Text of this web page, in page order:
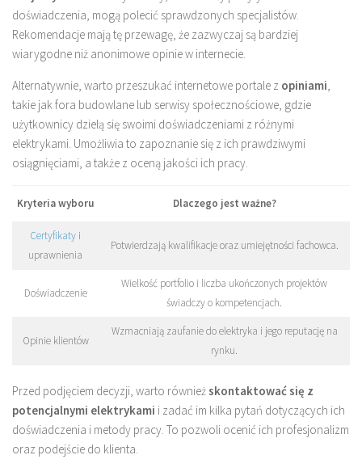
doświadczenia, mogą polecić sprawdzonych specjalistów.
Rekomendacje mają tę przewagę, że zazwyczaj są bardziej
wiarygodne niż anonimowe opinie w internecie.
Alternatywnie, warto przeszukać internetowe portale z opiniami,
takie jak fora budowlane lub serwisy społecznościowe, gdzie
użytkownicy dzielą się swoimi doświadczeniami z różnymi
elektrykami. Umożliwia to zapoznanie się z ich prawdziwymi
osiągnięciami, a także z oceną jakości ich pracy.
Kryteria wyboru Dlaczego jest ważne?
Certyfikaty i
uprawnienia
Potwierdzają kwalifikacje oraz umiejętności fachowca.
Doświadczenie
Wielkość portfolio i liczba ukończonych projektów
świadczy o kompetencjach.
Opinie klientów
Wzmacniają zaufanie do elektryka i jego reputację na
rynku.
Przed podjęciem decyzji, warto równieżskontaktować się z
potencjalnymi elektrykami i zadać im kilka pytań dotyczących ich
doświadczenia i metody pracy. To pozwoli ocenić ich profesjonalizm
oraz podejście do klienta.